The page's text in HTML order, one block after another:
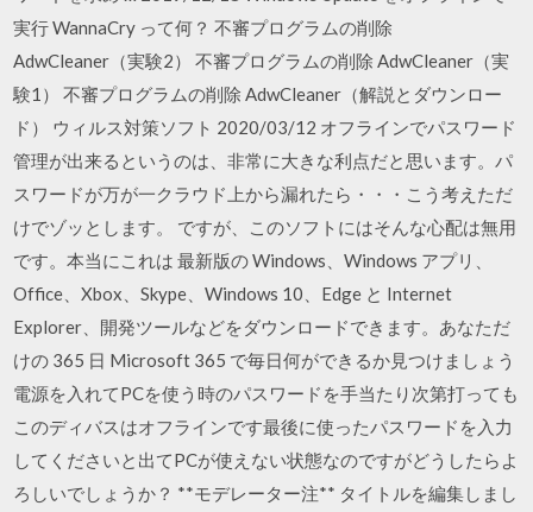
実行 WannaCry って何？ 不審プログラムの削除
AdwCleaner（実験2） 不審プログラムの削除 AdwCleaner（実
験1） 不審プログラムの削除 AdwCleaner（解説とダウンロー
ド） ウィルス対策ソフト 2020/03/12 オフラインでパスワード
管理が出来るというのは、非常に大きな利点だと思います。パ
スワードが万が一クラウド上から漏れたら・・・こう考えただ
けでゾッとします。 ですが、このソフトにはそんな心配は無用
です。本当にこれは 最新版の Windows、Windows アプリ、
Office、Xbox、Skype、Windows 10、Edge と Internet
Explorer、開発ツールなどをダウンロードできます。あなただ
けの 365 日 Microsoft 365 で毎日何ができるか見つけましょう
電源を入れてPCを使う時のパスワードを手当たり次第打っても
このディバスはオフラインです最後に使ったパスワードを入力
してくださいと出てPCが使えない状態なのですがどうしたらよ
ろしいでしょうか？ **モデレーター注** タイトルを編集しまし